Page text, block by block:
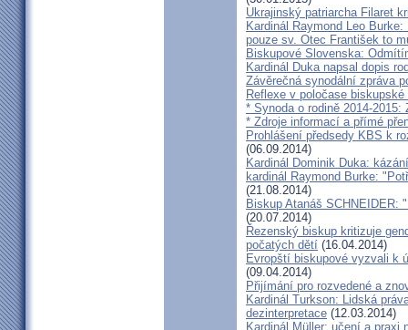
Ukrajinský patriarcha Filaret
Kardinál Raymond Leo
pouze sv. Otec František to
Biskupové Slovenska:
Kardinál Duka napsal dopis
Závěrečná synodální zpráva
Reflexe v poločase
* Synoda o rodině 2014-2015:
* Zdroje informací a přímé
Prohlášení předsedy KBS k
(06.09.2014)
Kardinál Dominik Duka:
kardinál Raymond Burke:
(21.08.2014)
Biskup Atanáš
(20.07.2014)
Řezenský biskup kritizuje
počatých dětí (16.04.2014)
Evropští biskupové vyzvali k
(09.04.2014)
Přijímání pro rozvedené a
Kardinál Turkson: Lidská
dezinterpretace (12.03.2014)
Kardinál Müller: učení a praxi